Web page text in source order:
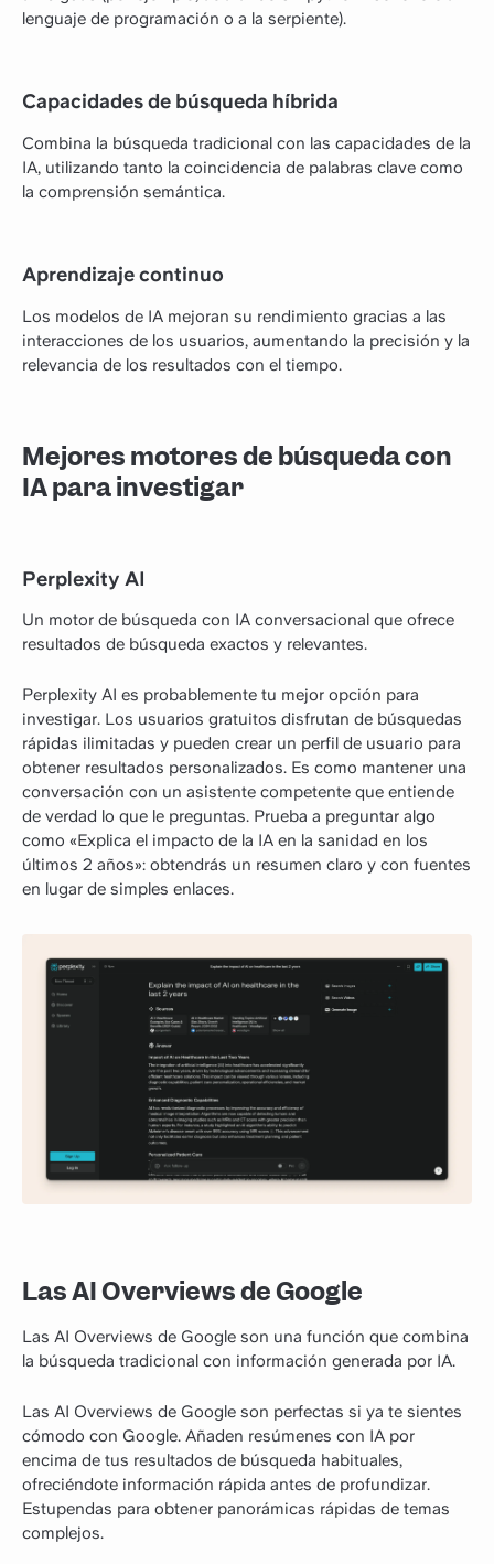
lenguaje de programación o a la serpiente).
Capacidades de búsqueda híbrida
Combina la búsqueda tradicional con las capacidades de la
IA, utilizando tanto la coincidencia de palabras clave como
la comprensión semántica.
Aprendizaje continuo
Los modelos de IA mejoran su rendimiento gracias a las
interacciones de los usuarios, aumentando la precisión y la
relevancia de los resultados con el tiempo.
Mejores motores de búsqueda con
IA para investigar
Perplexity AI
Un motor de búsqueda con IA conversacional que ofrece
resultados de búsqueda exactos y relevantes.
Perplexity AI es probablemente tu mejor opción para
investigar. Los usuarios gratuitos disfrutan de búsquedas
rápidas ilimitadas y pueden crear un perfil de usuario para
obtener resultados personalizados. Es como mantener una
conversación con un asistente competente que entiende
de verdad lo que le preguntas. Prueba a preguntar algo
como «Explica el impacto de la IA en la sanidad en los
últimos 2 años»: obtendrás un resumen claro y con fuentes
en lugar de simples enlaces.
Las AI Overviews de Google
Las AI Overviews de Google son una función que combina
la búsqueda tradicional con información generada por IA.
Las AI Overviews de Google son perfectas si ya te sientes
cómodo con Google. Añaden resúmenes con IA por
encima de tus resultados de búsqueda habituales,
ofreciéndote información rápida antes de profundizar.
Estupendas para obtener panorámicas rápidas de temas
complejos.